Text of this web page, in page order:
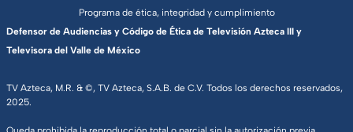
TV Azteca, M.R. & ©, TV Azteca, S.A.B. de C.V. Todos los derechos reservados,
2025.
Programa de ética, integridad y cumplimiento
Defensor de Audiencias y Código de Ética de Televisión Azteca III y
Televisora del Valle de México